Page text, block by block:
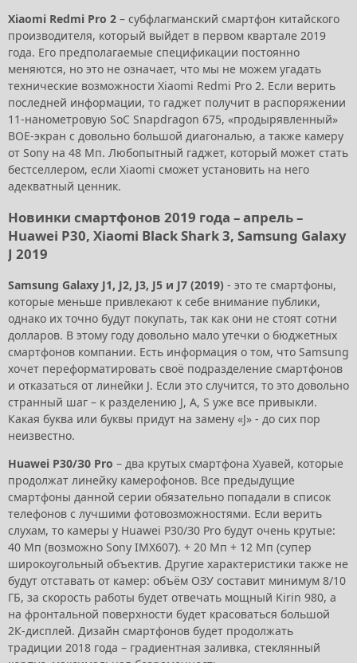
Xiaomi Redmi Pro 2 – субфлагманский смартфон китайского
производителя, который выйдет в первом квартале 2019
года. Его предполагаемые спецификации постоянно
меняются, но это не означает, что мы не можем угадать
технические возможности Xiaomi Redmi Pro 2. Если верить
последней информации, то гаджет получит в распоряжении
11-нанометровую SoC Snapdragon 675, «продырявленный»
BOE-экран с довольно большой диагональю, а также камеру
от Sony на 48 Мп. Любопытный гаджет, который может стать
бестселлером, если Xiaomi сможет установить на него
адекватный ценник.
Новинки смартфонов 2019 года – апрель –
Huawei P30, Xiaomi Black Shark 3, Samsung Galaxy
J 2019
Samsung Galaxy J1, J2, J3, J5 и J7 (2019) - это те смартфоны,
которые меньше привлекают к себе внимание публики,
однако их точно будут покупать, так как они не стоят сотни
долларов. В этому году довольно мало утечки о бюджетных
смартфонов компании. Есть информация о том, что Samsung
хочет переформатировать своё подразделение смартфонов
и отказаться от линейки J. Если это случится, то это довольно
странный шаг – к разделению J, A, S уже все привыкли.
Какая буква или буквы придут на замену «J» - до сих пор
неизвестно.
Huawei P30/З0 Pro – два крутых смартфона Хуавей, которые
продолжат линейку камерофонов. Все предыдущие
смартфоны данной серии обязательно попадали в список
телефонов с лучшими фотовозможностями. Если верить
слухам, то камеры у Huawei P30/З0 Pro будут очень крутые:
40 Мп (возможно Sony IMX607). + 20 Мп + 12 Мп (супер
широкоугольный объектив. Другие характеристики также не
будут отставать от камер: объём ОЗУ составит минимум 8/10
ГБ, за скорость работы будет отвечать мощный Kirin 980, а
на фронтальной поверхности будет красоваться большой
2К-дисплей. Дизайн смартфонов будет продолжать
традиции 2018 года – градиентная заливка, стеклянный